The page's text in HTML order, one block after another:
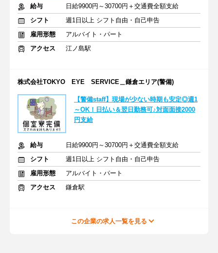
給与
日給9900円～30700円＋交通費全額支給
シフト
週1日以上 シフト自由・自己申告
雇用形態
アルバイト・パート
アクセス
江ノ島駅
株式会社TOKYO EYE SERVICE＿鎌倉エリア(警備)
【警備staff】現場が少ない時期も安定◎週1
～OK！日払い＆翌日勤務可♪対面面接2000
円支給
給与
日給9900円～30700円＋交通費全額支給
シフト
週1日以上 シフト自由・自己申告
雇用形態
アルバイト・パート
アクセス
鎌倉駅
この企業の求人一覧を見る